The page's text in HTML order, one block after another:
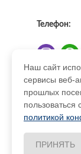
Телефон:
E-mail:
Наш сайт
сервисы веб-
прошлых
пользоваться
политикой
ПРИНЯТЬ